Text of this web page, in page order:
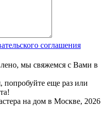
соглашения
мы свяжемся с Вами в
еще раз или
на дом в Москве, 2026